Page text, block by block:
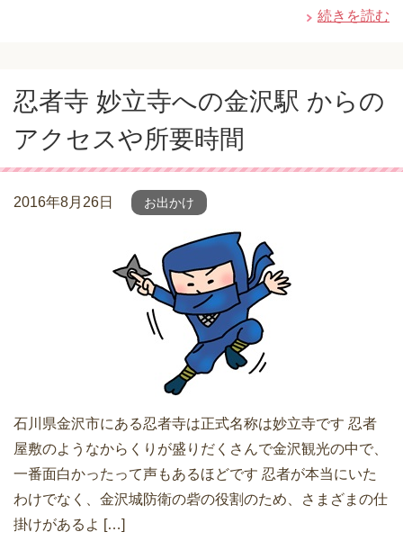
続きを読む
忍者寺 妙立寺への金沢駅 からの
アクセスや所要時間
2016年8月26日 お出かけ
石川県金沢市にある忍者寺は正式名称は妙立寺です 忍者
屋敷のようなからくりが盛りだくさんで金沢観光の中で、
一番面白かったって声もあるほどです 忍者が本当にいた
わけでなく、金沢城防衛の砦の役割のため、さまざまの仕
掛けがあるよ […]